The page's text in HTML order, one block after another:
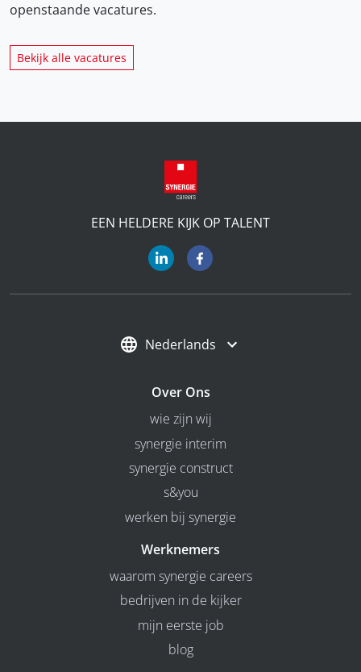
openstaande vacatures.
Bekijk alle vacatures
EEN HELDERE KIJK OP TALENT
Nederlands
Over Ons
wie zijn wij
synergie interim
synergie construct
s&you
werken bij synergie
Werknemers
waarom synergie careers
bedrijven in de kijker
mijn eerste job
blog